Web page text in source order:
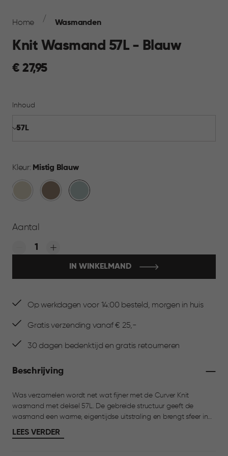
Navigation
Home Wasmanden
Knit Wasmand 57L - Blauw
€
€ 27,95
Inhoud
Kleur: Mistig Blauw
Oase
wit
Bruin
Mistig
Blauw
Aantal
Quantity:
IN WINKELMAND
Op werkdagen voor 14:00 besteld, morgen in huis
Gratis verzending vanaf € 25,-
30 dagen bedenktijd en gratis retourneren
Beschrijving
Was verzamelen wordt net wat fijner met de Curver Knit
wasmand met deksel 57L. De gebreide structuur geeft de
wasmand een warme, eigentijdse uitstraling en brengt sfeer in
de wasruimte. De open knit-structuur zorgt voor ventilatie,
zodat je was fris blijft. De deksel opent tot 270 graden, wat het
LEES VERDER